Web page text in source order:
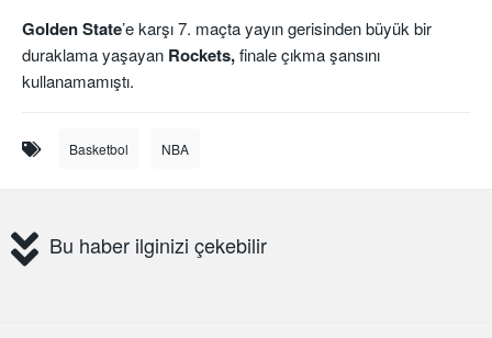
Golden State’e karşı 7. maçta yayın gerisinden büyük bir
duraklama yaşayan Rockets,finale çıkma şansını
kullanamamıştı.
Basketbol NBA
Bu haber ilginizi çekebilir